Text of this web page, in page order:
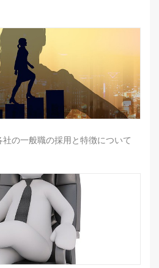
社の一般職の採用と特徴について